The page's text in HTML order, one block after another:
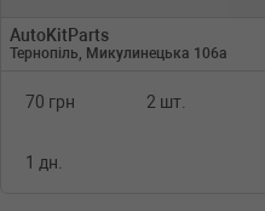
AutoKitParts
Тернопіль, Микулинецька 106а
70 грн 2 шт.
1 дн.